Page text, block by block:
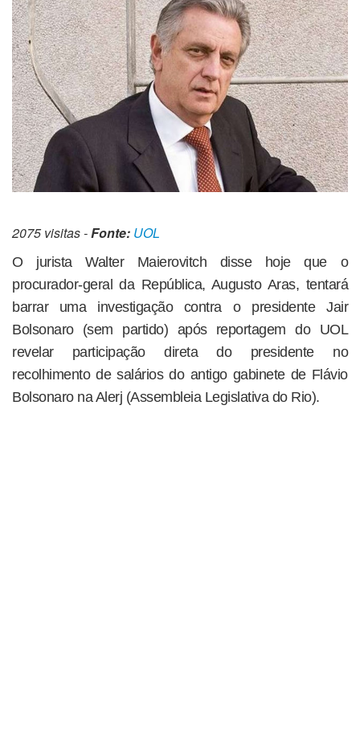
2075 visitas -Fonte: UOL
O jurista Walter Maierovitch disse hoje que o
procurador-geral da República, Augusto Aras, tentará
barrar uma investigação contra o presidente Jair
Bolsonaro (sem partido) após reportagem do UOL
revelar participação direta do presidente no
recolhimento de salários do antigo gabinete de Flávio
Bolsonaro na Alerj (Assembleia Legislativa do Rio).